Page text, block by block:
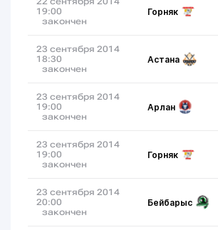
19:00
закончен
Горняк
23 сентября 2014
18:30
закончен
Астана
23 сентября 2014
19:00
закончен
Арлан
23 сентября 2014
19:00
закончен
Горняк
23 сентября 2014
20:00
закончен
Бейбарыс